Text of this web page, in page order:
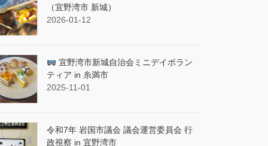
（宜野湾市 新城）
2026-01-12
宜野湾市新城自治会ミニデイボラン
ティア in 糸満市
2025-11-01
令和7年 岩国市議会 議会運営委員会 行
政視察 in 宜野湾市